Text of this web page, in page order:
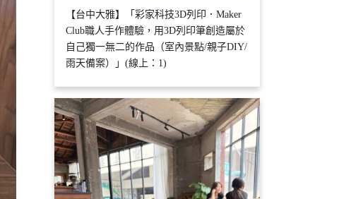
【台中大雅】「彩家科技3D列印．Maker
Club職人手作體驗，用3D列印筆創造屬於
自己獨一無二的作品（室內景點/親子DIY/
雨天備案）」(線上：1)